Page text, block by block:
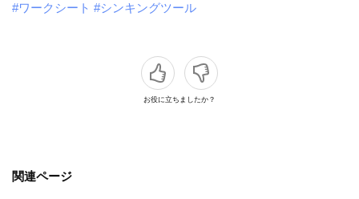
#ワークシート #シンキングツール
お役に立ちましたか？
関連ページ